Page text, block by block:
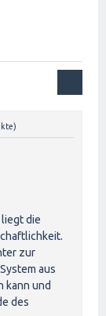
liegt die
zur
aus
kann und
des